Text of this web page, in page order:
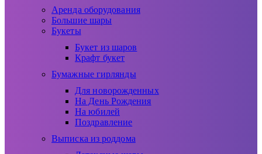
Аренда оборудования
Большие шары
Букеты
Букет из шаров
Крафт букет
Бумажные гирлянды
Для новорожденных
На День Рождения
На юбилей
Поздравление
Выписка из роддома